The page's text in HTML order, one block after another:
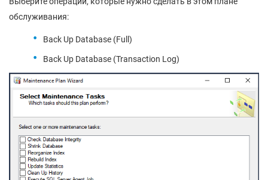
обслуживания:
Back Up Database (Full)
Back Up Database (Transaction Log)